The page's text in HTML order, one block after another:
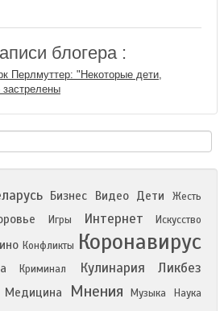
блогера :
Перлмуттер: "Некоторые дети,
Бизнес Видео Дети
Жесть
Игры Интернет Искусство
Конфликты Коронавирус
Криминал Кулинария Ликбез
Медицина Мнения Музыка Наука